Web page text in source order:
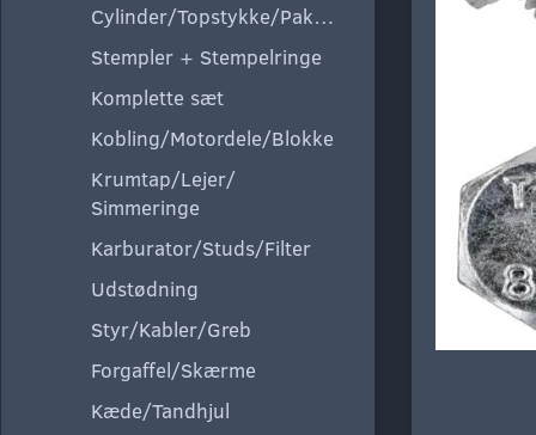
Cylinder/Topstykke/Pakning
Stempler + Stempelringe
Komplette sæt
Kobling/Motordele/Blokke
Krumtap/Lejer/
Simmeringe
Karburator/Studs/Filter
Udstødning
Styr/Kabler/Greb
Forgaffel/Skærme
Kæde/Tandhjul